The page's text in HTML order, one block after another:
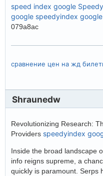
speed index google
google speedyindex
079a8ac
сравнение цен на жд
Shraunedw
Revolutionizing Research:
Providers speedyindex
Inside the broad landscape
info reigns supreme, a
quickly is paramount. Serps